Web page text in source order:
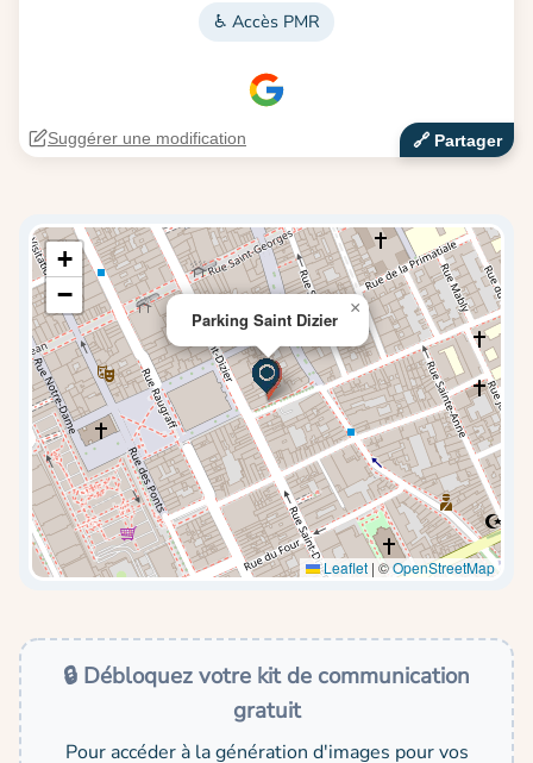
♿ Accès PMR
🔗‍️ Partager
Suggérer une modification
Parking Saint Dizier
×
+
−
Leaflet | ©OpenStreetMap
🔒 Débloquez votre kit de communication
gratuit
Pour accéder à la génération d'images pour vos